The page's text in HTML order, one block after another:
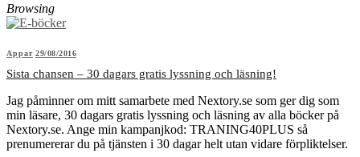
Browsing
Appar 29/08/2016
Sista chansen – 30 dagars gratis lyssning och läsning!
Jag påminner om mitt samarbete med Nextory.se som ger dig som
min läsare, 30 dagars gratis lyssning och läsning av alla böcker på
Nextory.se. Ange min kampanjkod: TRANING40PLUS så
prenumererar du på tjänsten i 30 dagar helt utan vidare förpliktelser.